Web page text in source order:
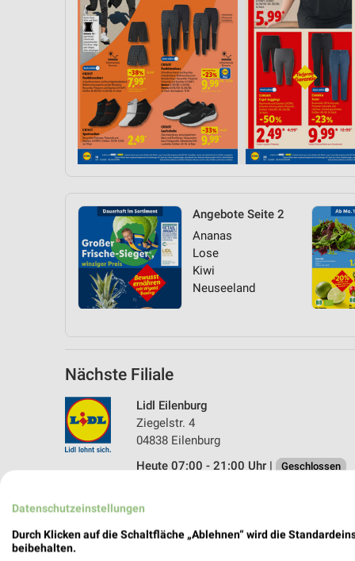
Angebote Seite 2
Ananas
Lose
Kiwi
Neuseeland
Nächste Filiale
Lidl Eilenburg
Ziegelstr. 4
04838 Eilenburg
Heute 07:00 - 21:00 Uhr |
Geschlossen
Datenschutzeinstellungen
Durch Klicken auf die Schaltfläche „Ablehnen“ wird die
beibehalten.